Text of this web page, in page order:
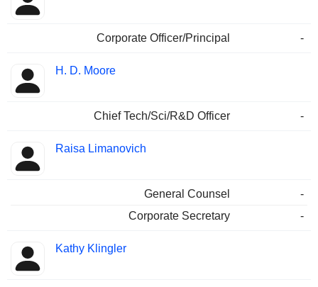
Corporate Officer/Principal -
H. D. Moore
Chief Tech/Sci/R&D Officer -
Raisa Limanovich
General Counsel
-
Corporate Secretary
-
Kathy Klingler